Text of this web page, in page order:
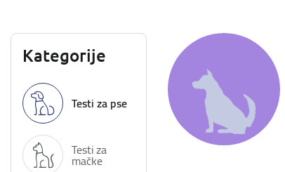
Kategorije
Testi za pse
Testi za
mačke